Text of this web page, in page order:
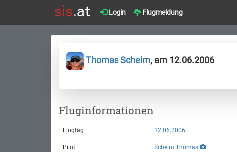
Login Flugmeldung
Thomas Schelm, am 12.06.2006
Fluginformationen
Flugtag 12.06.2006
Pilot Schelm Thomas